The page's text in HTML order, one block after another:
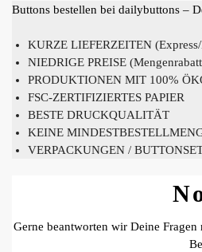
Buttons bestellen bei dailybuttons –
KURZE LIEFERZEITEN
NIEDRIGE PREISE
PRODUKTIONEN MIT 100%
FSC-ZERTIFIZIERTES PAPIER
BESTE DRUCKQUALITÄT
KEINE
VERPACKUNGEN /
Gerne beantworten wir Deine